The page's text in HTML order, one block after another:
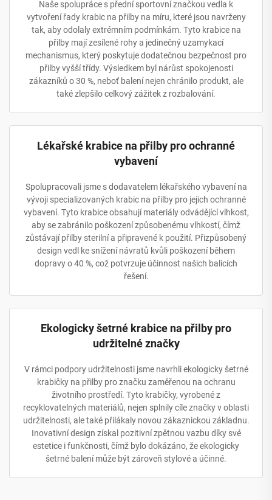
Naše spolupráce s přední sportovní značkou vedla k
vytvoření řady krabic na přilby na míru, které jsou navrženy
tak, aby odolaly extrémním podmínkám. Tyto krabice na
přilby mají zesílené rohy a jedinečný uzamykací
mechanismus, který poskytuje dodatečnou bezpečnost pro
přilby vyšší třídy. Výsledkem byl nárůst spokojenosti
zákazníků o 30 %, neboť balení nejen chránilo produkt, ale
také zlepšilo celkový zážitek z rozbalování.
Lékařské krabice na přilby pro ochranné
vybavení
Spolupracovali jsme s dodavatelem lékařského vybavení na
vývoji specializovaných krabic na přilby pro jejich ochranné
vybavení. Tyto krabice obsahují materiály odvádějící vlhkost,
aby se zabránilo poškození způsobenému vlhkostí, čímž
zůstávají přilby sterilní a připravené k použití. Přizpůsobený
design vedl ke snížení návratů kvůli poškození během
dopravy o 40 %, což potvrzuje účinnost našich balicích
řešení.
Ekologicky šetrné krabice na přilby pro
udržitelné značky
V rámci podpory udržitelnosti jsme navrhli ekologicky šetrné
krabičky na přilby pro značku zaměřenou na ochranu
životního prostředí. Tyto krabičky, vyrobené z
recyklovatelných materiálů, nejen splnily cíle značky v oblasti
udržitelnosti, ale také přilákaly novou zákaznickou základnu.
Inovativní design získal pozitivní zpětnou vazbu díky své
estetice i funkčnosti, čímž bylo dokázáno, že ekologicky
šetrné balení může být zároveň stylové a účinné.